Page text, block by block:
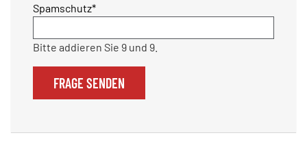
Pflichtfeld
Spamschutz*
Bitte addieren Sie 9 und 9.
FRAGE SENDEN